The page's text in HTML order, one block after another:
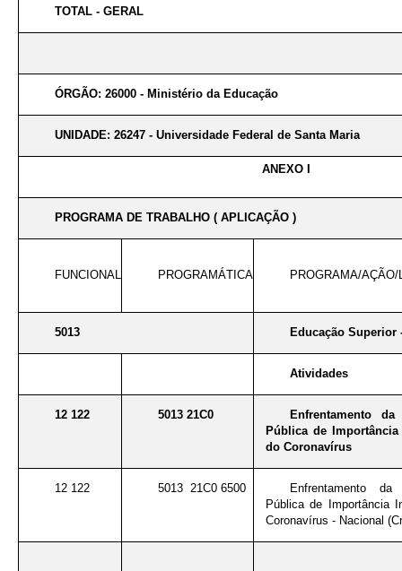
TOTAL - GERAL
ÓRGÃO: 26000 - Ministério da Educação
UNIDADE: 26247 - Universidade Federal de Santa Maria
ANEXO I
PROGRAMA DE TRABALHO ( APLICAÇÃO )
FUNCIONAL PROGRAMÁTICA PROGRAMA/
5013 Educação Superior
Atividades
12 122 5013 21C0
Enfrentamento
Pública de
do Coronavírus
12 122 5013 21C0 6500
Enfrentamento
Pública de Importância
Coronavírus - Nacional